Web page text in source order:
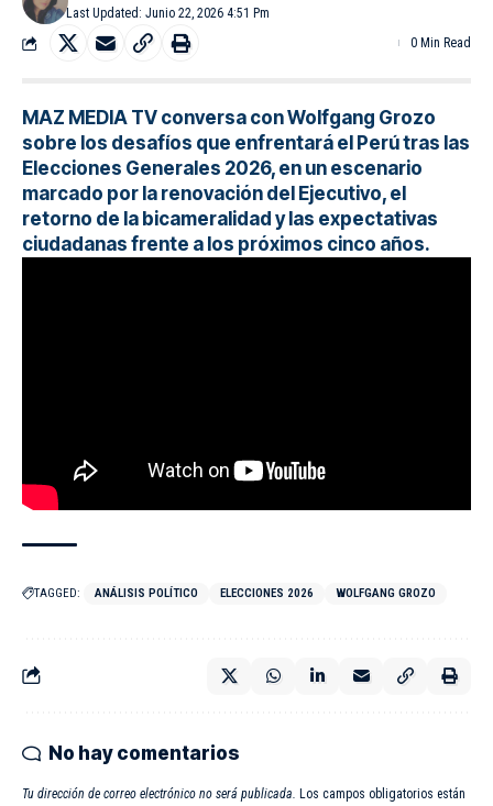
Last Updated: Junio 22, 2026 4:51 Pm
0 Min Read
MAZ MEDIA TV conversa con Wolfgang Grozo
sobre los desafíos que enfrentará el Perú tras las
Elecciones Generales 2026, en un escenario
marcado por la renovación del Ejecutivo, el
retorno de la bicameralidad y las expectativas
ciudadanas frente a los próximos cinco años.
TAGGED: ANÁLISIS POLÍTICO ELECCIONES 2026 WOLFGANG GROZO
No hay comentarios
Tu dirección de correo electrónico no será publicada. Los campos obligatorios están